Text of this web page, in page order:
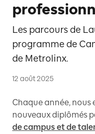
Les parcours de
programme de
de Metrolinx.
12 août 2025
Chaque année,
nouveaux diplômés
de campus et de